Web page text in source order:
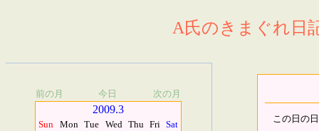
A氏のきまぐれ日
前の月 今日 次の月
2009.3
Sun Mon Tue Wed Thu Fri Sat
この日の